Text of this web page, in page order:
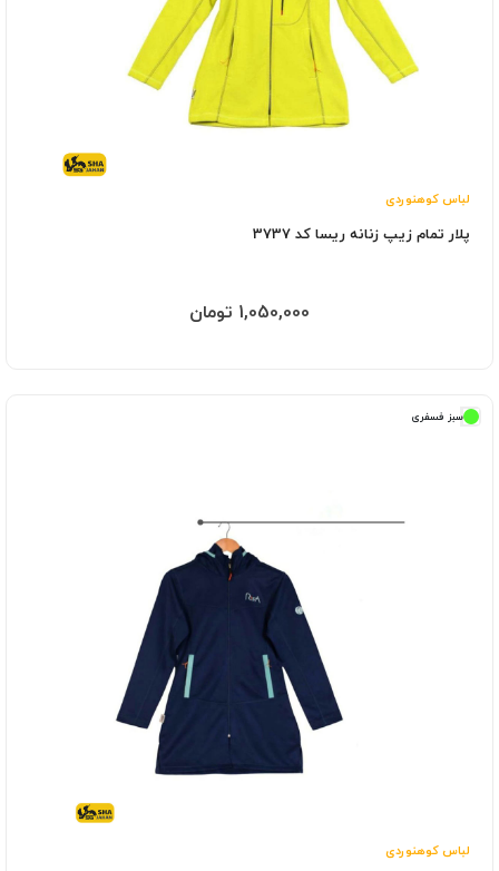
لباس کوهنوردی
پلار تمام زیپ زنانه ریسا کد 3737
1,050,000 تومان
لباس کوهنوردی
سبز فسفری